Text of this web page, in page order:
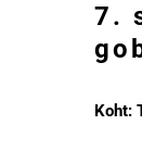
7.
Koht: